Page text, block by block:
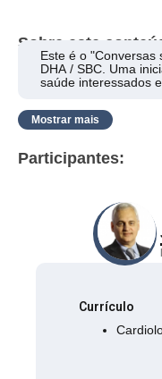
Sobre este
Este é o "Conversas
DHA / SBC. Uma
saúde interessados
a nós para explorar
ao paciente
Mostrar mais
Participantes:
Currículo